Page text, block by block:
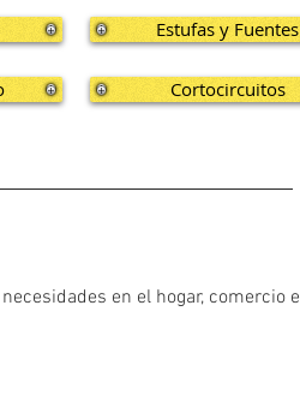
Estufas y Fuentes
Cortocircuitos
en el hogar, comercio e